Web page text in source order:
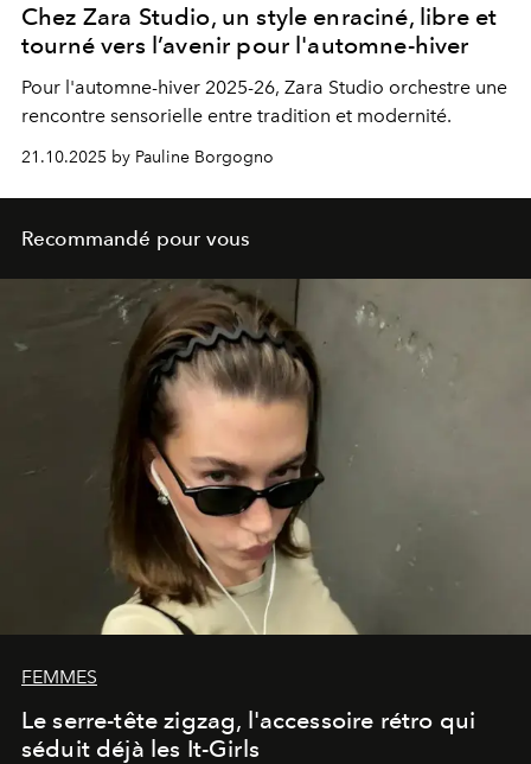
Chez Zara Studio, un style enraciné, libre et
tourné vers l’avenir pour l'automne-hiver
Pour l'automne-hiver 2025-26, Zara Studio orchestre une
rencontre sensorielle entre tradition et modernité.
21.10.2025 by Pauline Borgogno
Recommandé pour vous
FEMMES
Le serre-tête zigzag, l'accessoire rétro qui
séduit déjà les It-Girls